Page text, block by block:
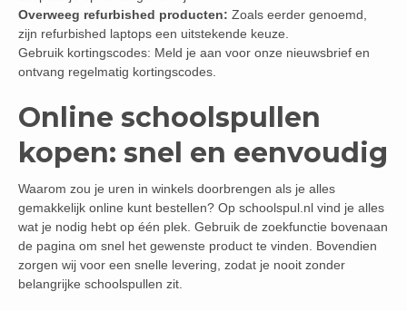
Overweeg refurbished producten: Zoals eerder genoemd,
zijn refurbished laptops een uitstekende keuze.
Gebruik kortingscodes: Meld je aan voor onze nieuwsbrief en
ontvang regelmatig kortingscodes.
Online schoolspullen
kopen: snel en eenvoudig
Waarom zou je uren in winkels doorbrengen als je alles
gemakkelijk online kunt bestellen? Op schoolspul.nl vind je alles
wat je nodig hebt op één plek. Gebruik de zoekfunctie bovenaan
de pagina om snel het gewenste product te vinden. Bovendien
zorgen wij voor een snelle levering, zodat je nooit zonder
belangrijke schoolspullen zit.